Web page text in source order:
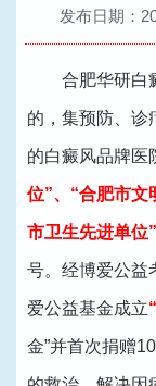
发布日期：
合肥华研白癜
的，集预防、诊
的白癜风品牌医
位”、“合肥市文
市卫生先进单位
号。经博爱公益
爱公益基金成立
金”并首次捐赠